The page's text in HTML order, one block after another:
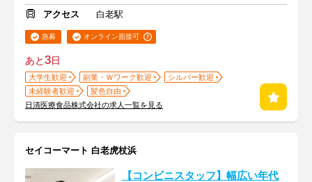
アクセス
白老駅
急募 オンライン面接可
あと3日
大学生歓迎 副業・Ｗワーク歓迎
シルバー歓迎
未経験者歓迎
髪色自由
日清医療食品株式会社の求人一覧を見る
セイコーマート 白老虎杖浜
【コンビニスタッフ】幅広い年代